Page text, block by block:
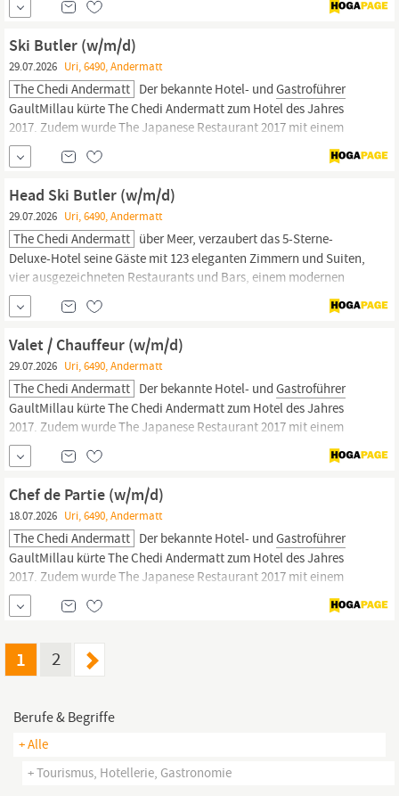
einzigartig ist, eine Oase der Ruhe und Entspannung – auf 2’400
Quadratmetern. Der bekannte Hotel- und
GaultMillau
Ski Butler (w/m/d)
29.07.2026 Uri, 6490, Andermatt
The Chedi Andermatt Der bekannte Hotel- und Gastroführer
GaultMillau kürte The Chedi Andermatt zum Hotel des Jahres
2017. Zudem wurde The Japanese Restaurant 2017 mit einem
Michelin-Stern ausgezeichnet. The Chedi Andermatt bietet
Einblicke in eine andere Welt und Ausblicke auf ein
unvergleichliches Stück Schweiz.
Head Ski Butler (w/m/d)
29.07.2026 Uri, 6490, Andermatt
The Chedi Andermatt über Meer, verzaubert das 5-Sterne-
Deluxe-Hotel seine Gäste mit 123 eleganten Zimmern und Suiten,
vier ausgezeichneten Restaurants und Bars, einem modernen
Health Club und einem Wellnessbereich, der in der Schweiz wohl
einzigartig ist, eine Oase der Ruhe und Entspannung – auf 2’400
Quadratmetern. Der bekannte Hotel- und
GaultMillau
Valet / Chauffeur (w/m/d)
29.07.2026 Uri, 6490, Andermatt
The Chedi Andermatt Der bekannte Hotel- und Gastroführer
GaultMillau kürte The Chedi Andermatt zum Hotel des Jahres
2017. Zudem wurde The Japanese Restaurant 2017 mit einem
Michelin-Stern ausgezeichnet. The Chedi Andermatt bietet
Einblicke in eine andere Welt und Ausblicke auf ein
unvergleichliches Stück Schweiz.
Chef de Partie (w/m/d)
18.07.2026 Uri, 6490, Andermatt
The Chedi Andermatt Der bekannte Hotel- und Gastroführer
GaultMillau kürte The Chedi Andermatt zum Hotel des Jahres
2017. Zudem wurde The Japanese Restaurant 2017 mit einem
Michelin-Stern ausgezeichnet. The Chedi Andermatt bietet
Einblicke in eine andere Welt und Ausblicke auf ein
1 2
Berufe & Begriffe
+ Alle
+ Tourismus, Hotellerie, Gastronomie